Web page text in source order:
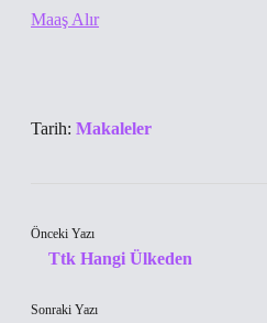
Maaş Alır
Tarih: Makaleler
Önceki Yazı
Ttk Hangi Ülkeden
Sonraki Yazı